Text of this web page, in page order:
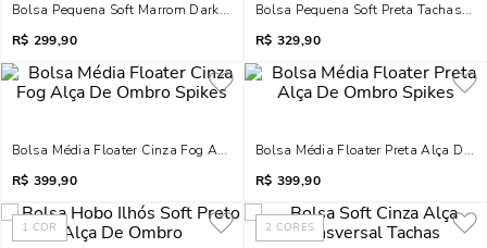
Bolsa Pequena Soft Marrom Dark Strass Alça Transversal
R$ 299,90
Bolsa Pequena Soft Preta Tachas
R$ 329,90
Bolsa Média Floater Cinza Fog Alça De Ombro Spikes
R$ 399,90
Bolsa Média Floater Preta Alça De
R$ 399,90
1 COR 2 CORES